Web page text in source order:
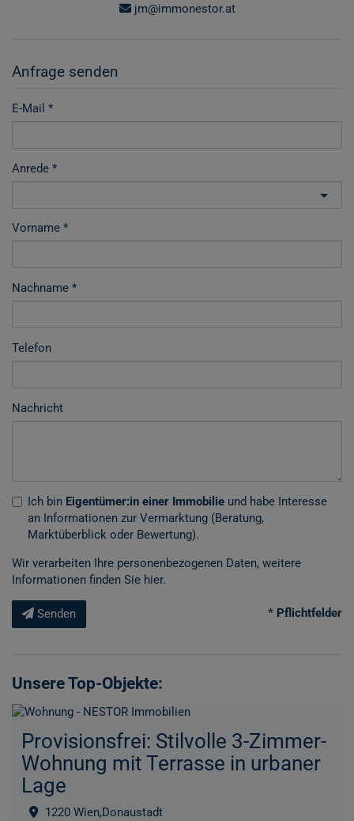
jm@immonestor.at
Anfrage senden
E-Mail
Anrede
Vorname
Nachname
Telefon
Nachricht
Ich bin Eigentümer:in einer Immobilie und habe Interesse
an Informationen zur Vermarktung (Beratung,
Marktüberblick oder Bewertung).
Wir verarbeiten Ihre personenbezogenen Daten, weitere
Informationen finden Sie hier.
Senden * Pflichtfelder
Unsere Top-Objekte:
Provisionsfrei: Stilvolle 3-Zimmer-
Wohnung mit Terrasse in urbaner
Lage
1220 Wien,Donaustadt